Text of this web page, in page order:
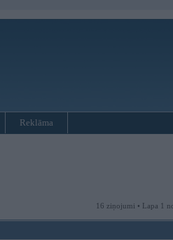
Reklāma
16 ziņojumi • Lapa 1